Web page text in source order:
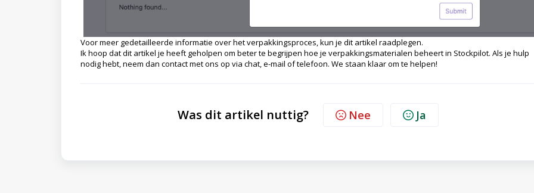
Voor meer gedetailleerde informatie over het verpakkingsproces, kun je dit artikel raadplegen.
Ik hoop dat dit artikel je heeft geholpen om beter te begrijpen hoe je verpakkingsmaterialen beheert in Stockpilot. Als je hulp
nodig hebt, neem dan contact met ons op via chat, e-mail of telefoon. We staan klaar om te helpen!
Was dit artikel nuttig? Nee Ja